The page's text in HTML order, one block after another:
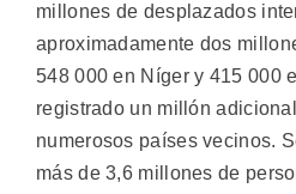
millones de desplazados
aproximadamente dos
548 000 en Níger y 415 000
registrado un millón
numerosos países vecinos.
más de 3,6 millones de